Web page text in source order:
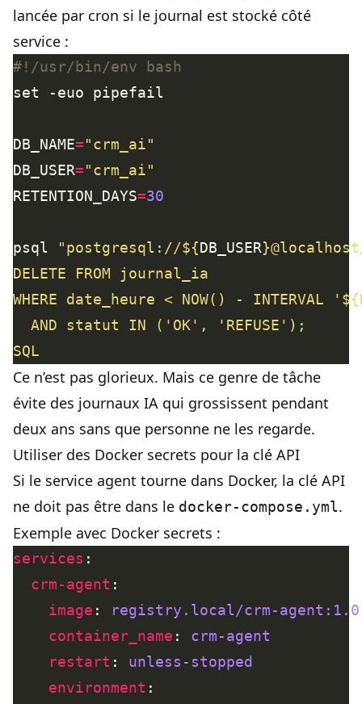
lancée par cron si le journal est stocké côté
service :
DB_NAME="crm_ai"
DB_USER="crm_ai"
RETENTION_DAYS=30
psql "postgresql://${DB_USER}
SQL
Ce n’est pas glorieux. Mais ce genre de tâche
évite des journaux IA qui grossissent pendant
deux ans sans que personne ne les regarde.
Utiliser des Docker secrets pour la clé API
Si le service agent tourne dans Docker, la clé API
ne doit pas être dans le docker-compose.yml.
Exemple avec Docker secrets :
services
crm-agent
image :
registry.local/crm-
container_name : crm-agent
restart : unless-stopped
environment